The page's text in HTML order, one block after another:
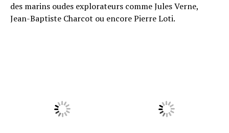
des marins oudes explorateurs comme Jules Verne,
Jean-Baptiste Charcot ou encore Pierre Loti.